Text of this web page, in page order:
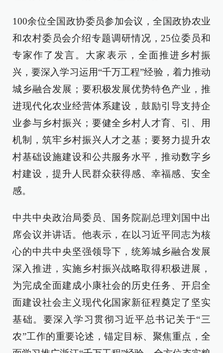
100余位全国政协委员参加会议，全国政协农业
和农村委员会介绍专题调研情况，25位委员和
专家作了发言。大家表示，全面推进乡村振
兴，要深入学习运用“千万工程”经验，着力推动
城乡融合发展；要积极发展优势特色产业，推
进现代化农业经营体系建设，鼓励引导支持企
业参与乡村振兴；要健全乡村人才育、引、用
机制，筑牢乡村振兴人才之基；要努力提升农
村基础设施建设和公共服务水平，推动数字乡
村建设，提升人民群众获得感、幸福感、安全
感。
中共中央政治局委员、国务院副总理刘国中出
席会议并讲话。他表示，在以习近平同志为核
心的中共中央坚强领导下，统筹城乡融合发展
深入推进，实施乡村振兴战略取得积极进展，
为完成全面建成小康社会的历史任务、开启全
面建设社会主义现代化国家新征程奠定了坚实
基础。要深入学习贯彻习近平总书记关于“三
农”工作的重要论述，锚定目标、聚焦重点，全